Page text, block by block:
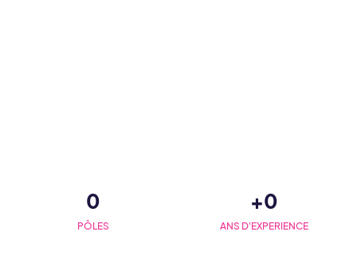
PÔLES
0
ANS D'EXPERIENCE
+0